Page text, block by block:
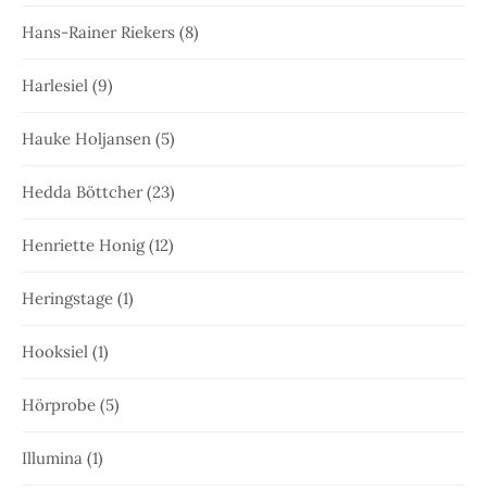
Hans-Rainer Riekers (8)
Harlesiel (9)
Hauke Holjansen (5)
Hedda Böttcher(23)
Henriette Honig(12)
Heringstage (1)
Hooksiel (1)
Hörprobe (5)
Illumina (1)